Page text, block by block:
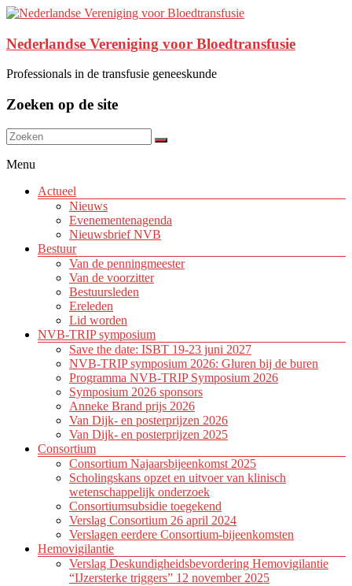
Nederlandse Vereniging voor Bloedtransfusie
Professionals in de transfusie geneeskunde
Zoeken op de site
Menu
Actueel
Nieuws
Evenementenagenda
Nieuwsbrief NVB
Bestuur
Van de penningmeester
Van de voorzitter
Bestuursleden
Ereleden
Lid worden
NVB-TRIP symposium
Save the date: ISBT 19-23 juni 2027
NVB-TRIP symposium 2026: Gluren bij de buren
Programma NVB-TRIP Symposium 2026
Symposium 2026 sponsors
Anneke Brand prijs 2026
Van Dijk- en posterprijzen 2026
Van Dijk- en posterprijzen 2025
Consortium
Consortium Najaarsbijeenkomst 2025
Scholingskans opzet en uitvoer van klinisch
wetenschappelijk onderzoek
Consortiumsubsidie toegekend
Verslag Consortium 26 april 2024
Verslagen eerdere Consortium-bijeenkomsten
Hemovigilantie
Verslag Deskundigheidsbevordering Hemovigilantie
“IJzersterke triggers” 12 november 2025